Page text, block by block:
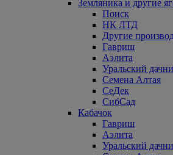
Земляника и другие
Поиск
НК ЛТД
Другие
Гавриш
Аэлита
Уральский
Семена Алтая
СеДек
СибСад
Кабачок
Гавриш
Аэлита
Уральский